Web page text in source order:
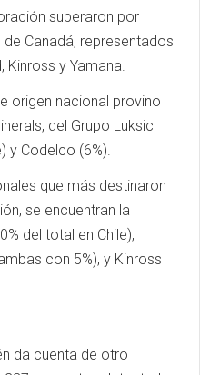
superaron por
Canadá, representados
y Yamana.
origen nacional provino
del Grupo Luksic
y Codelco (6%).
que más destinaron
se encuentran la
del total en Chile),
con 5%), y Kinross
da cuenta de otro